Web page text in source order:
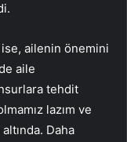
ise, ailenin önemini
aile
tehdit
lazım ve
Daha